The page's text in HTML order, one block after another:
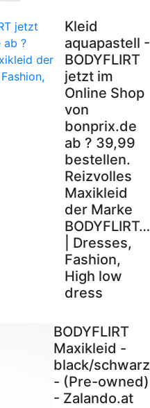
Kleid
aquapastell -
BODYFLIRT
jetzt im
Online Shop
von
bonprix.de
ab ? 39,99
bestellen.
Reizvolles
Maxikleid
der Marke
BODYFLIRT…
| Dresses,
Fashion,
High low
dress
BODYFLIRT
Maxikleid -
black/schwarz
- (Pre-owned)
- Zalando.at